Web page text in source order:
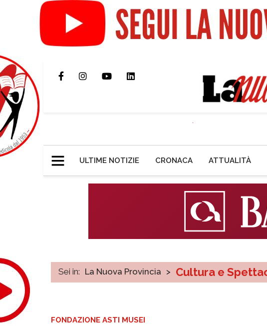
ULTIME NOTIZIE CRONACA ATTUALITÀ
Sei in: La Nuova Provincia > Cultura e
FONDAZIONE ASTI MUSEI